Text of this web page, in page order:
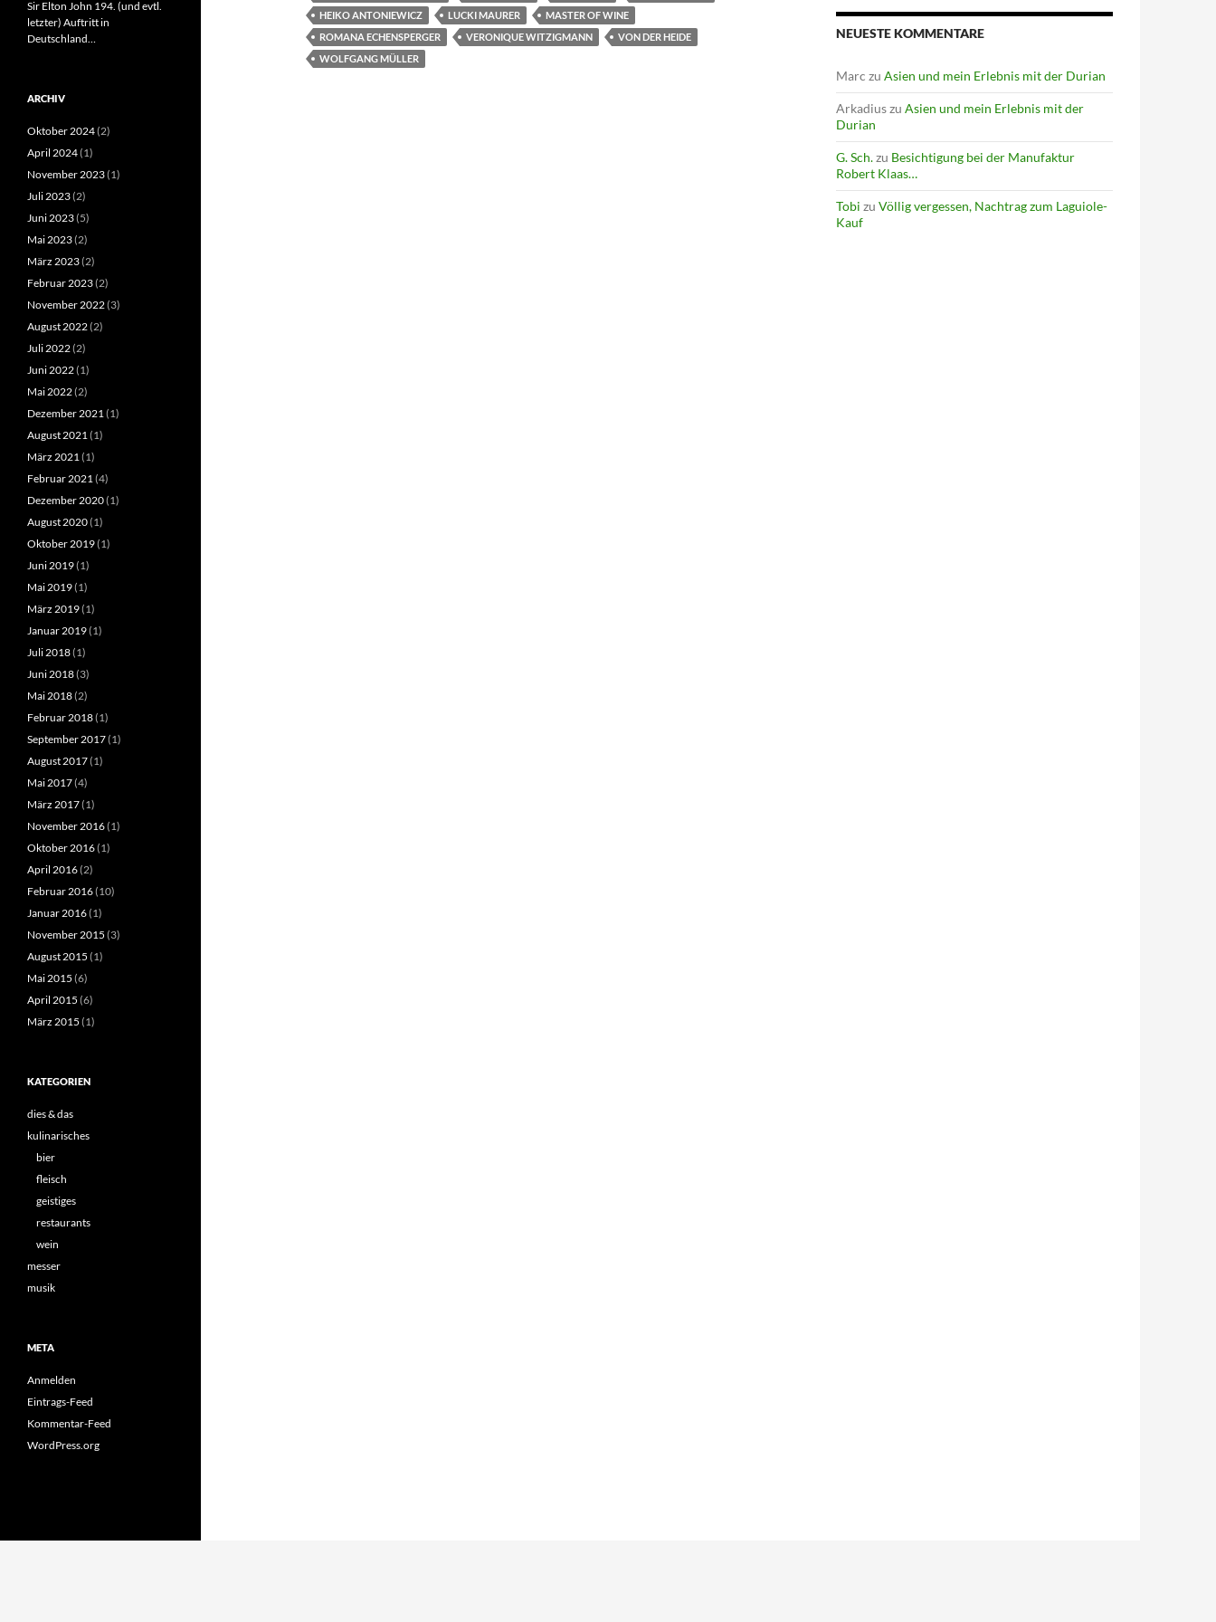
HEIKO ANTONIEWICZ
LUCKI MAURER
MASTER OF WINE
ROMANA ECHENSPERGER
VERONIQUE WITZIGMANN
VON DER HEIDE
WOLFGANG MÜLLER
NEUESTE KOMMENTARE
Marc zu Asien und mein Erlebnis mit der Durian
Arkadiuszu Asien und mein Erlebnis mit der
Durian
G. Sch.zu Besichtigung bei der Manufaktur
Robert Klaas…
Tobi zu Völlig vergessen, Nachtrag zum Laguiole-
Kauf
Sir Elton John 194. (und evtl.
letzter) Auftritt in
Deutschland…
ARCHIV
Oktober 2024(2)
April 2024(1)
November 2023(1)
Juli 2023(2)
Juni 2023(5)
Mai 2023(2)
März 2023(2)
Februar 2023(2)
November 2022(3)
August 2022(2)
Juli 2022(2)
Juni 2022(1)
Mai 2022(2)
Dezember 2021(1)
August 2021(1)
März 2021(1)
Februar 2021(4)
Dezember 2020(1)
August 2020(1)
Oktober 2019(1)
Juni 2019(1)
Mai 2019(1)
März 2019(1)
Januar 2019(1)
Juli 2018(1)
Juni 2018(3)
Mai 2018(2)
Februar 2018(1)
September 2017(1)
August 2017(1)
Mai 2017(4)
März 2017(1)
November 2016(1)
Oktober 2016(1)
April 2016(2)
Februar 2016(10)
Januar 2016(1)
November 2015 (3)
August 2015 (1)
Mai 2015 (6)
April 2015 (6)
März 2015 (1)
KATEGORIEN
dies & das
kulinarisches
bier
fleisch
geistiges
restaurants
wein
messer
musik
META
Anmelden
Eintrags-Feed
Kommentar-Feed
WordPress.org